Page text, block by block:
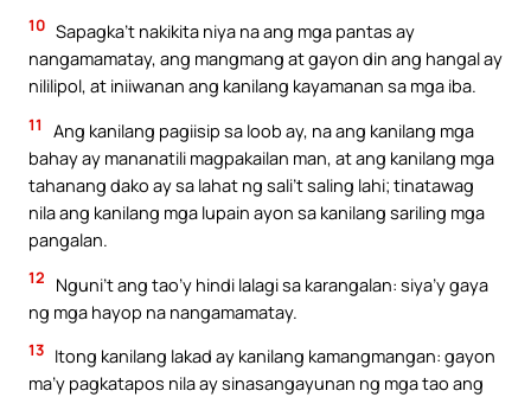
10 Sapagka’t nakikita niya na ang mga pantas ay
nangamamatay, ang mangmang at gayon din ang hangal ay
nililipol, at iniiwanan ang kanilang kayamanan sa mga iba.
11
Ang kanilang pagiisip sa loob ay, na ang kanilang mga
bahay ay mananatili magpakailan man, at ang kanilang mga
tahanang dako ay sa lahat ng sali’t saling lahi; tinatawag
nila ang kanilang mga lupain ayon sa kanilang sariling mga
pangalan.
12
Nguni’t ang tao’y hindi lalagi sa karangalan: siya’y gaya
ng mga hayop na nangamamatay.
13 Itong kanilang lakad ay kanilang kamangmangan: gayon
ma’y pagkatapos nila ay sinasangayunan ng mga tao ang